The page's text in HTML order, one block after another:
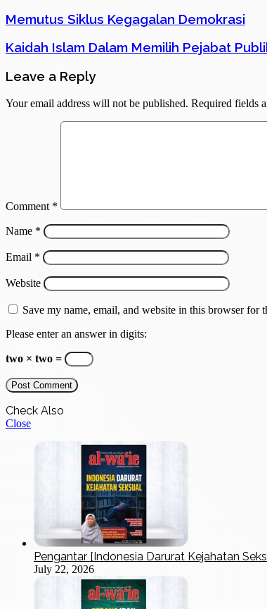
Memutus Siklus Kegagalan Demokrasi
Kaidah Islam Dalam Memilih Pejabat
Leave a Reply
Your email address will not be published. Required fields
Comment *
Name *
Email *
Website
Save my name, email, and website in this browser for
Please enter an answer in digits:
two × two =
Check Also
Close
Pengantar [Indonesia Darurat Kejahatan
July 22, 2026